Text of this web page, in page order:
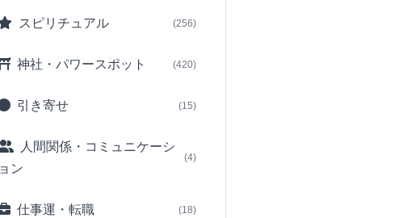
スピリチュアル (256)
神社・パワースポット (420)
引き寄せ (15)
人間関係・コミュニケーシ
ョン
(4)
仕事運・転職 (18)